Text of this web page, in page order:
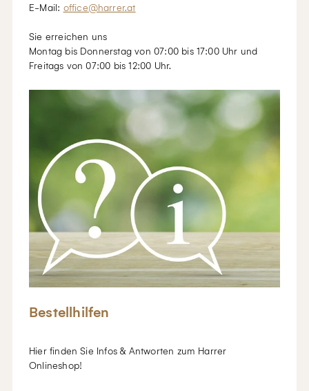
E-Mail: office@harrer.at
Sie erreichen uns
Montag bis Donnerstag von 07:00 bis 17:00 Uhr und
Freitags von 07:00 bis 12:00 Uhr.
Bestellhilfen
Hier finden Sie Infos & Antworten zum Harrer
Onlineshop!